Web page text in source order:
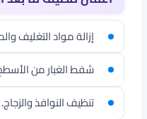
إزالة مواد التغليف
شفط الغبار من الأسطح
تنظيف النوافذ والزجاج.